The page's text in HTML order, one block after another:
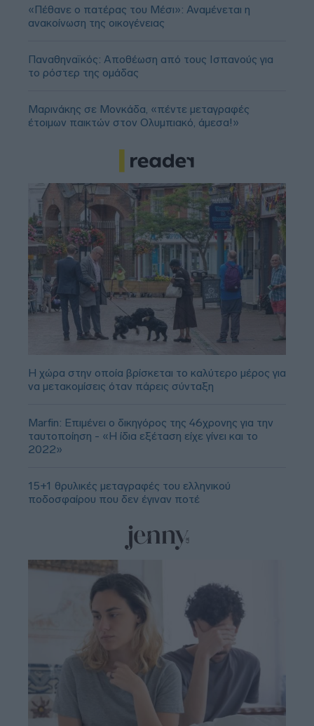
«Πέθανε ο πατέρας του Μέσι»: Αναμένεται η
ανακοίνωση της οικογένειας
Παναθηναϊκός: Αποθέωση από τους Ισπανούς για
το ρόστερ της ομάδας
Μαρινάκης σε Μονκάδα, «πέντε μεταγραφές
έτοιμων παικτών στον Ολυμπιακό, άμεσα!»
Η χώρα στην οποία βρίσκεται το καλύτερο μέρος για
να μετακομίσεις όταν πάρεις σύνταξη
Marfin: Επιμένει ο δικηγόρος της 46χρονης για την
ταυτοποίηση - «Η ίδια εξέταση είχε γίνει και το
2022»
15+1 θρυλικές μεταγραφές του ελληνικού
ποδοσφαίρου που δεν έγιναν ποτέ